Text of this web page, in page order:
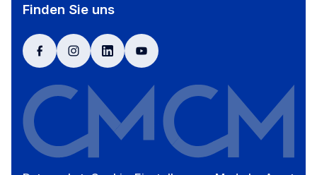
Finden Sie uns
facebookinstagramlinkedinyoutube